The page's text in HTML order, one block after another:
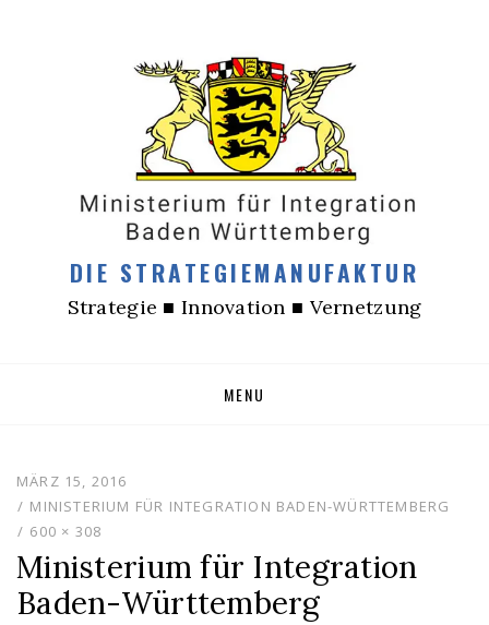
DIE STRATEGIEMANUFAKTUR
Strategie ■ Innovation ■ Vernetzung
MENU
MÄRZ 15, 2016
MINISTERIUM FÜR INTEGRATION BADEN-WÜRTTEMBERG
600 × 308
Ministerium für Integration
Baden-Württemberg